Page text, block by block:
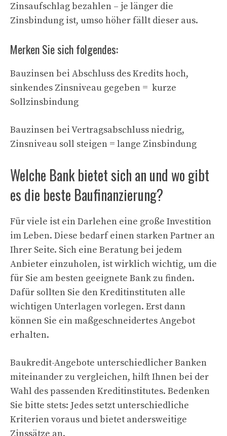
Zinsaufschlag bezahlen – je länger die
Zinsbindung ist, umso höher fällt dieser aus.
Merken Sie sich folgendes:
Bauzinsen bei Abschluss des Kredits hoch,
sinkendes Zinsniveau gegeben = kurze
Sollzinsbindung
Bauzinsen bei Vertragsabschluss niedrig,
Zinsniveau soll steigen = lange Zinsbindung
Welche Bank bietet sich an und wo gibt
es die beste Baufinanzierung?
Für viele ist ein Darlehen eine große Investition
im Leben. Diese bedarf einen starken Partner an
Ihrer Seite. Sich eine Beratung bei jedem
Anbieter einzuholen, ist wirklich wichtig, um die
für Sie am besten geeignete Bank zu finden.
Dafür sollten Sie den Kreditinstituten alle
wichtigen Unterlagen vorlegen. Erst dann
können Sie ein maßgeschneidertes Angebot
erhalten.
Baukredit-Angebote unterschiedlicher Banken
miteinander zu vergleichen, hilft Ihnen bei der
Wahl des passenden Kreditinstitutes. Bedenken
Sie bitte stets: Jedes setzt unterschiedliche
Kriterien voraus und bietet andersweitige